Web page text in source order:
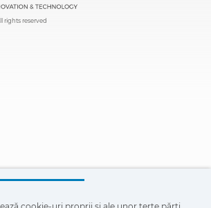
rights reserved
Corporativă